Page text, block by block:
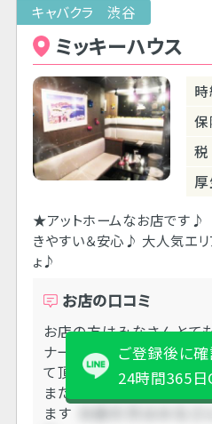
キャバクラ 渋谷
ミッキーハウス
税
★アットホームなお店です
きやすい＆安心♪ 大人気エリ
ょ♪
お店の口コミ
お店の方はみなさんとて
ナーも気さくに話しかけ
て頂き 良くしていただき
また機会がありましたら
ます
お店の方はみなさ
ご登録後に
24時間365日